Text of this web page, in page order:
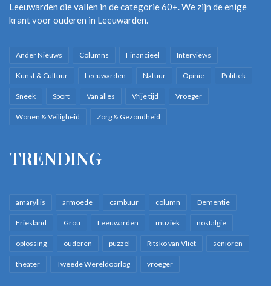
Leeuwarden die vallen in de categorie 60+. We zijn de enige
krant voor ouderen in Leeuwarden.
Ander Nieuws Columns Financieel Interviews
Kunst & Cultuur Leeuwarden Natuur Opinie Politiek
Sneek Sport Van alles Vrije tijd Vroeger
Wonen & Veiligheid Zorg & Gezondheid
TRENDING
amaryllis armoede cambuur column Dementie
Friesland Grou Leeuwarden muziek nostalgie
oplossing ouderen puzzel Ritsko van Vliet senioren
theater Tweede Wereldoorlog vroeger